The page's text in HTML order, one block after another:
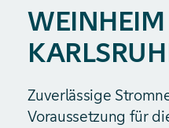
WEINHEIM
Zuverlässige
Voraussetzung für